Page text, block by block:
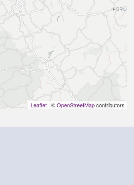
Leaflet | ©OpenStreetMapcontributors